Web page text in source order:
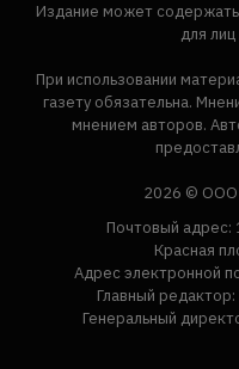
Издание может
для
При использовании
газету обязательна.
мнением авторов.
2026 © ООО
Почтовый адрес:
Красная
Адрес электронной
Главный
Генеральный